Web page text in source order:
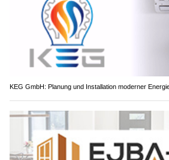
KEG GmbH: Planung und Installation moderner